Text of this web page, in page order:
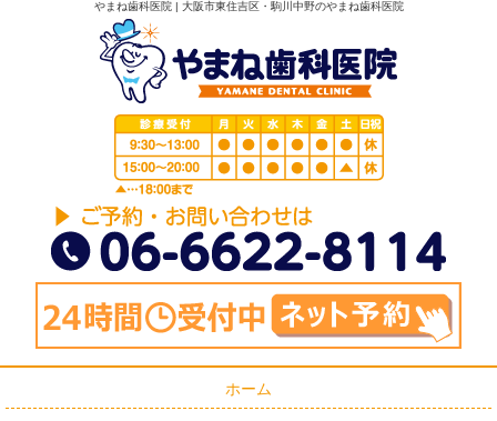
やまね歯科医院 | 大阪市東住吉区・駒川中野のやまね歯科医院
ホーム